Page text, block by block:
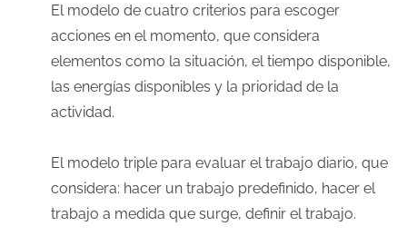
El modelo de cuatro criterios para escoger
acciones en el momento, que considera
elementos como la situación, el tiempo disponible,
las energías disponibles y la prioridad de la
actividad.
El modelo triple para evaluar el trabajo diario, que
considera: hacer un trabajo predefinido, hacer el
trabajo a medida que surge, definir el trabajo.